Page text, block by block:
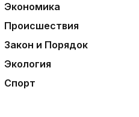
Экономика
Происшествия
Закон и Порядок
Экология
Спорт